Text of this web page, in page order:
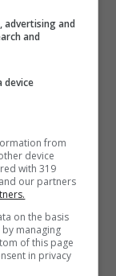
di andare a
la pelle con
solare a
per
regolare,
e una
sono tutte
bene. Da
advertising and
and
device
from
device
with 319
our partners
on the basis
managing
of this page
in privacy